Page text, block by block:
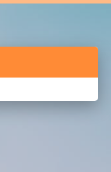
акселератор сделок